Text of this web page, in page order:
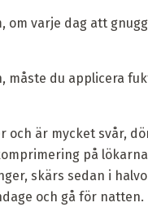
om varje dag att
måste du applicera
och är mycket svår,
på
skärs sedan i
och gå för